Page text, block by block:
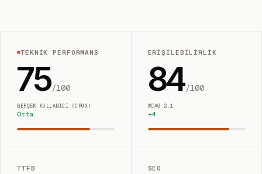
TEKNIK PERFORMANS
75/100
GERÇEK KULLANICI (CRUX)
Orta
ERIŞILEBILIRLIK
84/100
WCAG 2.1
+4
TTFB SEO